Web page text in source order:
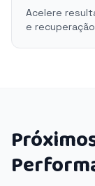
Acelere
e